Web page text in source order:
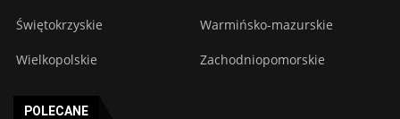
Świętokrzyskie Warmińsko-mazurskie
Wielkopolskie Zachodniopomorskie
POLECANE